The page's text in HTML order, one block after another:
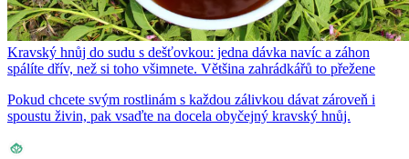
Kravský hnůj do sudu s dešťovkou: jedna dávka navíc a záhon
spálíte dřív, než si toho všimnete. Většina zahrádkářů to přežene
Pokud chcete svým rostlinám s každou zálivkou dávat zároveň i
spoustu živin, pak vsaďte na docela obyčejný kravský hnůj.